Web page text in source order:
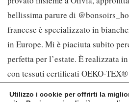
Utilizzo i cookie per offrirti la